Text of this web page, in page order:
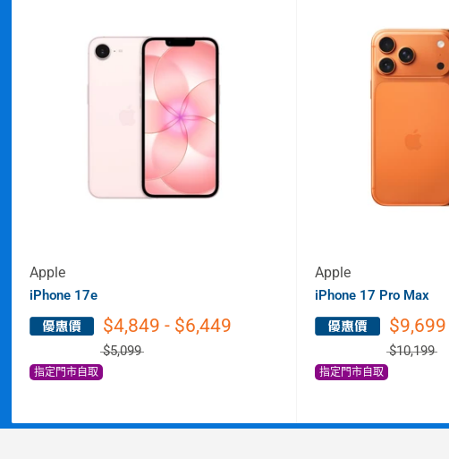
Apple
iPhone 17e
$4,849 - $6,449
$5,099
指定門市自取
Apple
iPhone 17 Pro Max
$10,199
指定門市自取